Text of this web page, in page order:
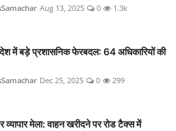
Aug 13, 2025 0 1.3k
में बड़े प्रशासनिक फेरबदल: 64 अधिकारियों की
Dec 25, 2025 0 299
व्यापार मेला: वाहन खरीदने पर रोड टैक्स में